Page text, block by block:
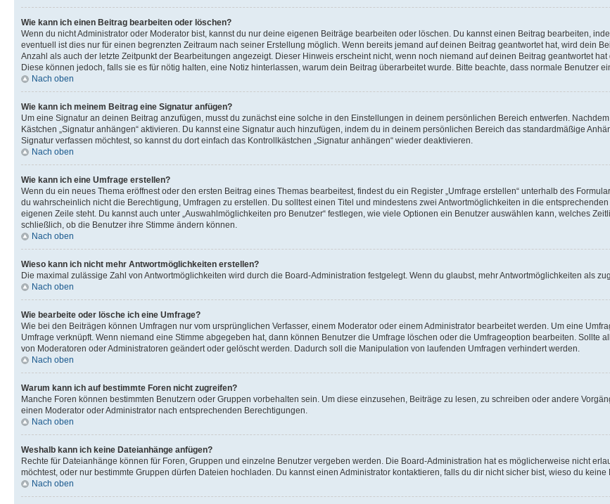
Wie kann ich einen Beitrag bearbeiten oder löschen?
Wenn du nicht Administrator oder Moderator bist, kannst du nur deine eigenen Beiträge bearbeiten oder löschen. Du kannst einen Beitrag bearbeiten,
eventuell ist dies nur für einen begrenzten Zeitraum nach seiner Erstellung möglich. Wenn bereits jemand auf deinen Beitrag geantwortet hat, wird dein
Anzahl als auch der letzte Zeitpunkt der Bearbeitungen angezeigt. Dieser Hinweis erscheint nicht, wenn noch niemand auf deinen Beitrag geantwortet
Diese können jedoch, falls sie es für nötig halten, eine Notiz hinterlassen, warum dein Beitrag überarbeitet wurde. Bitte beachte, dass normale Benutzer
Nach oben
Wie kann ich meinem Beitrag eine Signatur anfügen?
Um eine Signatur an deinen Beitrag anzufügen, musst du zunächst eine solche in den Einstellungen in deinem persönlichen Bereich entwerfen.
Kästchen „Signatur anhängen“ aktivieren. Du kannst eine Signatur auch hinzufügen, indem du in deinem persönlichen Bereich das standardmäßige
Signatur verfassen möchtest, so kannst du dort einfach das Kontrollkästchen „Signatur anhängen“ wieder deaktivieren.
Nach oben
Wie kann ich eine Umfrage erstellen?
Wenn du ein neues Thema eröffnest oder den ersten Beitrag eines Themas bearbeitest, findest du ein Register „Umfrage erstellen“ unterhalb des
du wahrscheinlich nicht die Berechtigung, Umfragen zu erstellen. Du solltest einen Titel und mindestens zwei Antwortmöglichkeiten in die
eigenen Zeile steht. Du kannst auch unter „Auswahlmöglichkeiten pro Benutzer“ festlegen, wie viele Optionen ein Benutzer auswählen kann, welches
schließlich, ob die Benutzer ihre Stimme ändern können.
Nach oben
Wieso kann ich nicht mehr Antwortmöglichkeiten erstellen?
Die maximal zulässige Zahl von Antwortmöglichkeiten wird durch die Board-Administration festgelegt. Wenn du glaubst, mehr Antwortmöglichkeiten als
Nach oben
Wie bearbeite oder lösche ich eine Umfrage?
Wie bei den Beiträgen können Umfragen nur vom ursprünglichen Verfasser, einem Moderator oder einem Administrator bearbeitet werden. Um eine
Umfrage verknüpft. Wenn niemand eine Stimme abgegeben hat, dann können Benutzer die Umfrage löschen oder die Umfrageoption bearbeiten. Sollte
von Moderatoren oder Administratoren geändert oder gelöscht werden. Dadurch soll die Manipulation von laufenden Umfragen verhindert werden.
Nach oben
Warum kann ich auf bestimmte Foren nicht zugreifen?
Manche Foren können bestimmten Benutzern oder Gruppen vorbehalten sein. Um diese einzusehen, Beiträge zu lesen, zu schreiben oder andere
einen Moderator oder Administrator nach entsprechenden Berechtigungen.
Nach oben
Weshalb kann ich keine Dateianhänge anfügen?
Rechte für Dateianhänge können für Foren, Gruppen und einzelne Benutzer vergeben werden. Die Board-Administration hat es möglicherweise nicht
möchtest, oder nur bestimmte Gruppen dürfen Dateien hochladen. Du kannst einen Administrator kontaktieren, falls du dir nicht sicher bist, wieso du keine
Nach oben